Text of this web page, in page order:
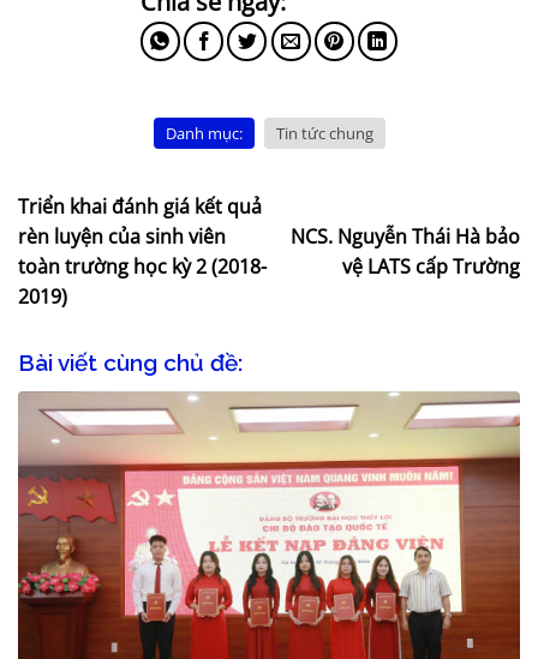
Danh mục: Tin tức chung
Triển khai đánh giá kết quả
rèn luyện của sinh viên
toàn trường học kỳ 2 (2018-
2019)
NCS. Nguyễn Thái Hà bảo
vệ LATS cấp Trường
Bài viết cùng chủ đề: